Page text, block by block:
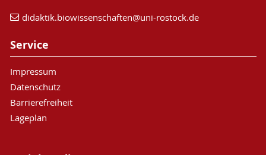
didaktik.biowissenschaften@uni-rostock.de
Service
Impressum
Datenschutz
Barrierefreiheit
Lageplan